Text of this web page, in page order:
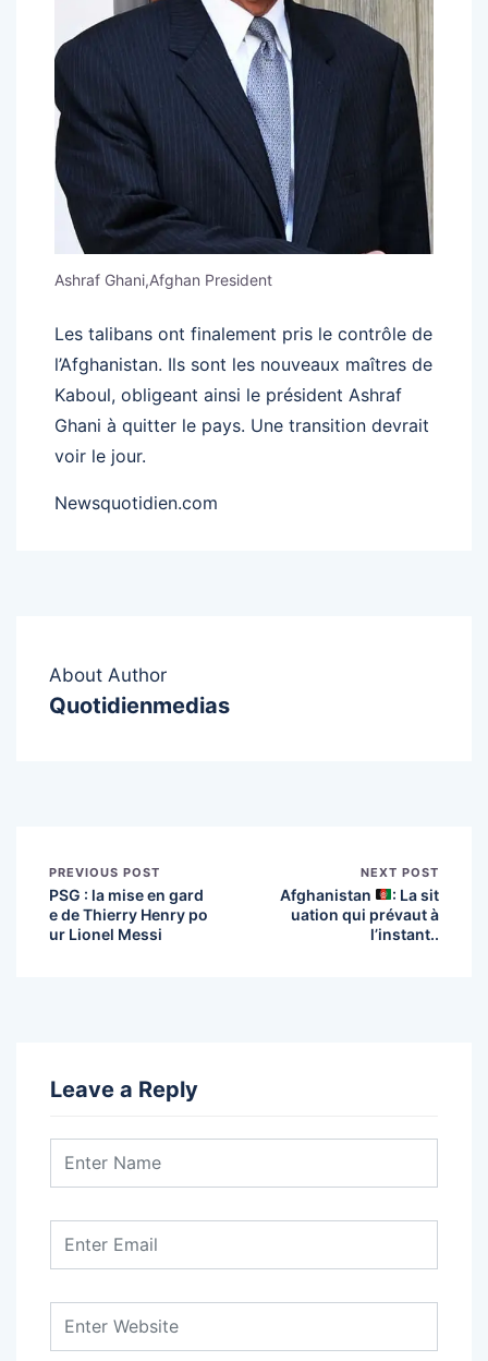
Ashraf Ghani,Afghan President
Les talibans ont finalement pris le contrôle de
l’Afghanistan. Ils sont les nouveaux maîtres de
Kaboul, obligeant ainsi le président Ashraf
Ghani à quitter le pays. Une transition devrait
voir le jour.
Newsquotidien.com
About Author
Quotidienmedias
PREVIOUS POST
PSG : la mise en gard
e de Thierry Henry po
ur Lionel Messi
NEXT POST
Afghanistan
: La sit
uation qui prévaut à
l’instant..
Leave a Reply